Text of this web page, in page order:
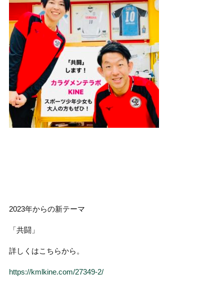
2023年からの新テーマ
「共闘」
詳しくはこちらから。
https://kmlkine.com/27349-2/